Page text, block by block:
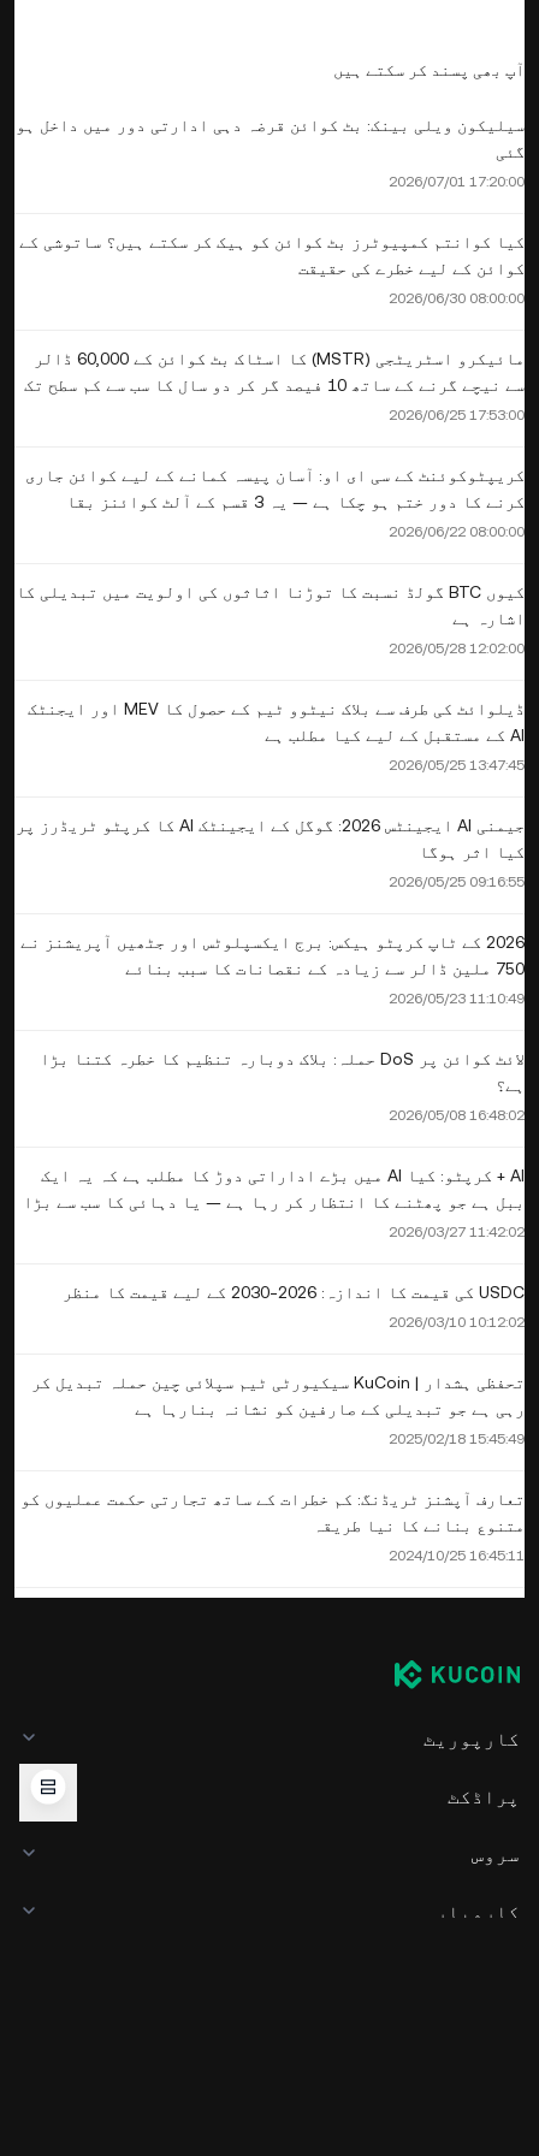
آپ بھی پسند کر سکتے ہیں
سیلیکون ویلی بینک: بٹ کوائن قرضہ دہی ادارتی دور میں داخل ہو
گئی
2026/07/01 17:20:00
کیا کوانتم کمپیوٹرز بٹ کوائن کو ہیک کر سکتے ہیں؟ ساتوشی کے
کوائن کے لیے خطرے کی حقیقت
2026/06/30 08:00:00
مائیکرو اسٹریٹجی (MSTR) کا اسٹاک بٹ کوائن کے 60,000 ڈالر
سے نیچے گرنے کے ساتھ 10 فیصد گر کر دو سال کا سب سے کم سطح تک
پہنچ گیا
2026/06/25 17:53:00
کریپٹوکوئنٹ کے سی ای او: آسان پیسہ کمانے کے لیے کوائن جاری
کرنے کا دور ختم ہو چکا ہے — یہ 3 قسم کے آلٹ کوائنز بقا
پائیں گے
2026/06/22 08:00:00
کیوں BTC گولڈ نسبت کا توڑنا اثاثوں کی اولویت میں تبدیلی کا
اشارہ ہے
2026/05/28 12:02:00
ڈیلوائٹ کی طرف سے بلاک نیٹوو ٹیم کے حصول کا MEV اور ایجنٹک
AI کے مستقبل کے لیے کیا مطلب ہے
2026/05/25 13:47:45
جیمنی AI ایجینٹس 2026: گوگل کے ایجینٹک AI کا کرپٹو ٹریڈرز پر
کیا اثر ہوگا
2026/05/25 09:16:55
2026 کے ٹاپ کرپٹو ہیکس: برج ایکسپلوٹس اور جٹھیں آپریشنز نے
750 ملین ڈالر سے زیادہ کے نقصانات کا سبب بنائے
2026/05/23 11:10:49
لائٹ کوائن پر DoS حملہ: بلاک دوبارہ تنظیم کا خطرہ کتنا بڑا
ہے؟
2026/05/08 16:48:02
AI + کرپٹو: کیا AI میں بڑے اداراتی دوڑ کا مطلب ہے کہ یہ ایک
ببل ہے جو پھٹنے کا انتظار کر رہا ہے — یا دہائی کا سب سے بڑا
موقع؟
2026/03/27 11:42:02
USDC کی قیمت کا اندازہ: 2026-2030 کے لیے قیمت کا منظر
2026/03/10 10:12:02
تحفظی ہشدار | KuCoin سیکیورٹی ٹیم سپلائی چین حملہ تبدیل کر
رہی ہے جو تبدیلی کے صارفین کو نشانہ بنارہا ہے
2025/02/18 15:45:49
تعارف آپشنز ٹریڈنگ: کم خطرات کے ساتھ تجارتی حکمت عملیوں کو
متنوع بنانے کا نیا طریقہ
2024/10/25 16:45:11
کارپوریٹ
پراڈکٹ
سروس
کاروبار